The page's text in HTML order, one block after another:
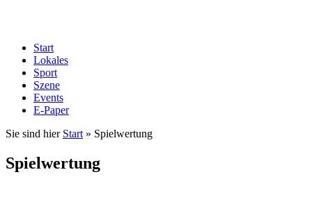
Start
Lokales
Sport
Szene
Events
E-Paper
Sie sind hier Start » Spielwertung
Spielwertung